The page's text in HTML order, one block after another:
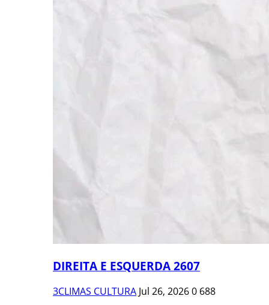
DIREITA E ESQUERDA 2607
3CLIMAS CULTURA Jul 26, 20260 688